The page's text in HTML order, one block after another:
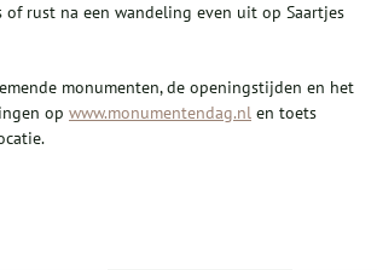
rust na een wandeling even uit op Saartjes
monumenten, de openingstijden en het
op www.monumentendag.nl en toets